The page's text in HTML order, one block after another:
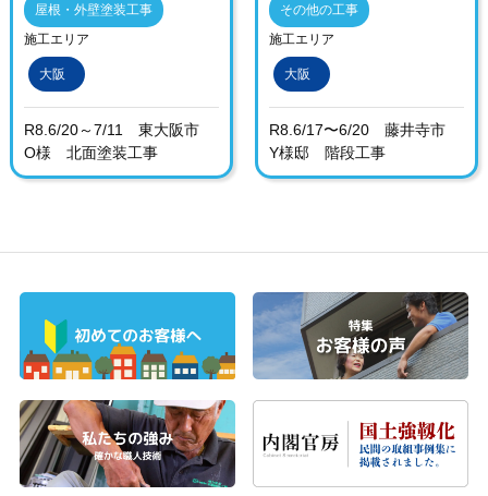
屋根・外壁塗装工事
施工エリア
大阪
R8.6/20～7/11 東大阪市
O様 北面塗装工事
その他の工事
施工エリア
大阪
R8.6/17〜6/20 藤井寺市
Y様邸 階段工事